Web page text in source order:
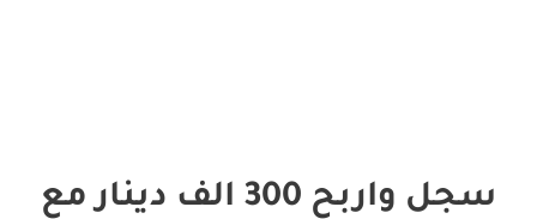
سجل واربح 300 الف دينار مع